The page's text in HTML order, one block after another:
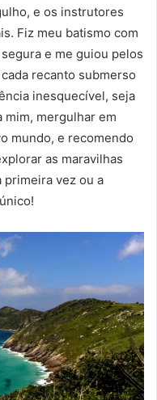
e os instrutores
Fiz meu batismo com
e me guiou pelos
recanto submerso
inesquecível, seja
mergulhar em
mundo, e recomendo
as maravilhas
primeira vez ou a